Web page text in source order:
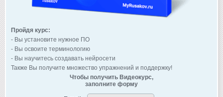
Пройдя курс:
- Вы установите нужное ПО
- Вы освоите терминологию
- Вы научитесь создавать нейросети
Также Вы получите множество упражнений и поддержку!
Чтобы получить Видеокурс,
заполните форму